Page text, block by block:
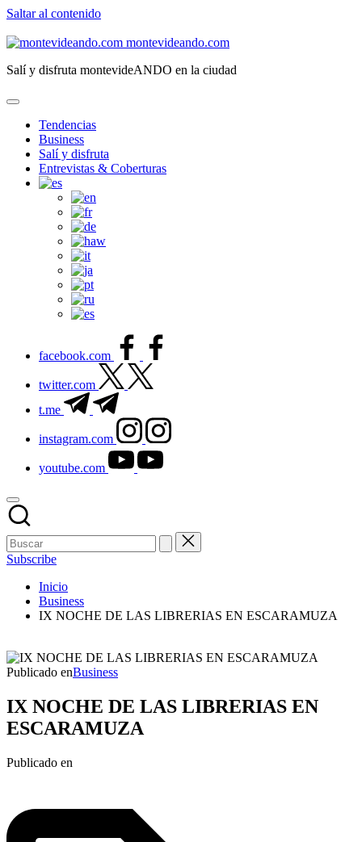
Saltar al contenido
montevideando.com
Salí y disfruta montevideANDO en la ciudad
Tendencias
Business
Salí y disfruta
Entrevistas & Coberturas
facebook.com
twitter.com
t.me
instagram.com
youtube.com
Subscribe
Inicio
Business
IX NOCHE DE LAS LIBRERIAS EN ESCARAMUZA
Publicado enBusiness
IX NOCHE DE LAS LIBRERIAS EN
ESCARAMUZA
Publicado en